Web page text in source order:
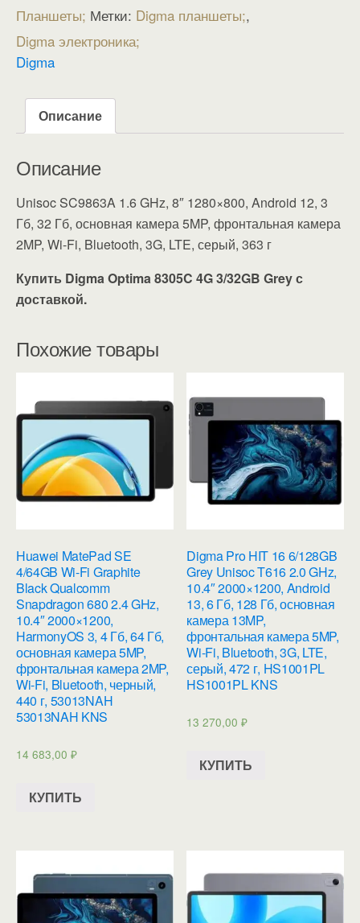
Планшеты Метки: Digma планшеты ,
Digma электроника
Digma
Описание
Описание
Unisoc SC9863A 1.6 GHz, 8″ 1280×800, Android 12, 3
Гб, 32 Гб, основная камера 5MP, фронтальная камера
2MP, Wi-Fi, Bluetooth, 3G, LTE, серый, 363 г
Купить Digma Optima 8305C 4G 3/32GB Grey с
доставкой.
Похожие товары
Huawei MatePad SE
4/64GB Wi-Fi Graphite
Black Qualcomm
Snapdragon 680 2.4 GHz,
10.4″ 2000×1200,
HarmonyOS 3, 4 Гб, 64 Гб,
основная камера 5MP,
фронтальная камера 2MP,
Wi-Fi, Bluetooth, черный,
440 г, 53013NAH
53013NAH KNS
14 683,00 ₽
КУПИТЬ
Digma Pro HIT 16 6/128GB
Grey Unisoc T616 2.0 GHz,
10.4″ 2000×1200, Android
13, 6 Гб, 128 Гб, основная
камера 13MP,
фронтальная камера 5MP,
Wi-Fi, Bluetooth, 3G, LTE,
серый, 472 г, HS1001PL
HS1001PL KNS
13 270,00₽
КУПИТЬ